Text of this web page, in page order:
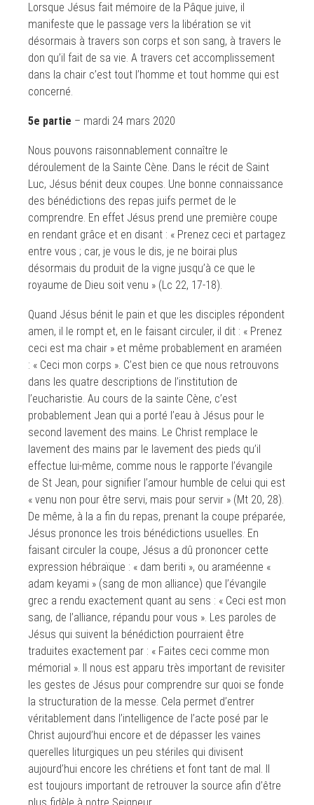
Lorsque Jésus fait mémoire de la Pâque juive, il
manifeste que le passage vers la libération se vit
désormais à travers son corps et son sang, à travers le
don qu’il fait de sa vie. A travers cet accomplissement
dans la chair c’est tout l’homme et tout homme qui est
concerné.
5e partie – mardi 24 mars 2020
Nous pouvons raisonnablement connaître le
déroulement de la Sainte Cène. Dans le récit de Saint
Luc, Jésus bénit deux coupes. Une bonne connaissance
des bénédictions des repas juifs permet de le
comprendre. En effet Jésus prend une première coupe
en rendant grâce et en disant : « Prenez ceci et partagez
entre vous ; car, je vous le dis, je ne boirai plus
désormais du produit de la vigne jusqu’à ce que le
royaume de Dieu soit venu » (Lc 22, 17-18).
Quand Jésus bénit le pain et que les disciples répondent
amen, il le rompt et, en le faisant circuler, il dit : « Prenez
ceci est ma chair » et même probablement en araméen
: « Ceci mon corps ». C’est bien ce que nous retrouvons
dans les quatre descriptions de l’institution de
l’eucharistie. Au cours de la sainte Cène, c’est
probablement Jean qui a porté l’eau à Jésus pour le
second lavement des mains. Le Christ remplace le
lavement des mains par le lavement des pieds qu’il
effectue lui-même, comme nous le rapporte l’évangile
de St Jean, pour signifier l’amour humble de celui qui est
« venu non pour être servi, mais pour servir » (Mt 20, 28).
De même, à la a fin du repas, prenant la coupe préparée,
Jésus prononce les trois bénédictions usuelles. En
faisant circuler la coupe, Jésus a dû prononcer cette
expression hébraïque : « dam beriti », ou araméenne «
adam keyami » (sang de mon alliance) que l’évangile
grec a rendu exactement quant au sens : « Ceci est mon
sang, de l’alliance, répandu pour vous ». Les paroles de
Jésus qui suivent la bénédiction pourraient être
traduites exactement par : « Faites ceci comme mon
mémorial ». Il nous est apparu très important de revisiter
les gestes de Jésus pour comprendre sur quoi se fonde
la structuration de la messe. Cela permet d’entrer
véritablement dans l’intelligence de l’acte posé par le
Christ aujourd’hui encore et de dépasser les vaines
querelles liturgiques un peu stériles qui divisent
aujourd’hui encore les chrétiens et font tant de mal. Il
est toujours important de retrouver la source afin d’être